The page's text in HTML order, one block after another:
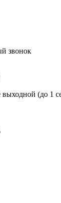
звонок
(до 1